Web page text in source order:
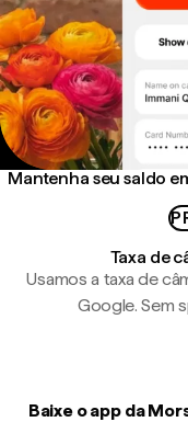
Mantenha seu saldo
Taxa de
Usamos a taxa de
Google. Sem
Baixe o app da